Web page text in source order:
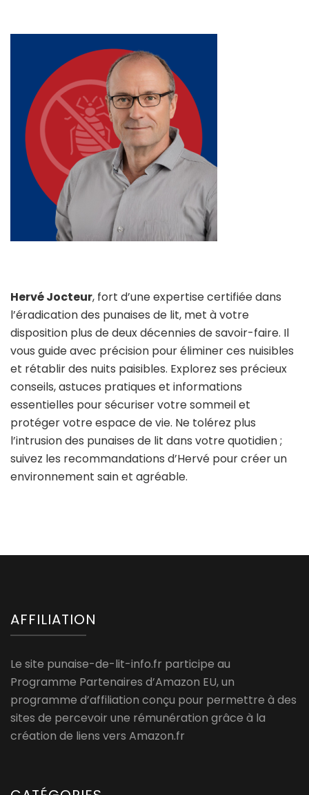
Hervé Jocteur, fort d’une expertise certifiée dans
l’éradication des punaises de lit, met à votre
disposition plus de deux décennies de savoir-faire. Il
vous guide avec précision pour éliminer ces nuisibles
et rétablir des nuits paisibles. Explorez ses précieux
conseils, astuces pratiques et informations
essentielles pour sécuriser votre sommeil et
protéger votre espace de vie. Ne tolérez plus
l’intrusion des punaises de lit dans votre quotidien ;
suivez les recommandations d’Hervé pour créer un
environnement sain et agréable.
AFFILIATION
Le site punaise-de-lit-info.fr participe au
Programme Partenaires d’Amazon EU, un
programme d’affiliation conçu pour permettre à des
sites de percevoir une rémunération grâce à la
création de liens vers Amazon.fr